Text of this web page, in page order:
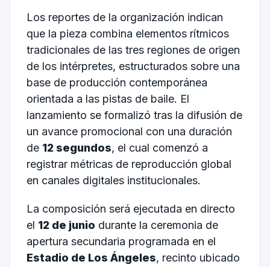
Los reportes de la organización indican
que la pieza combina elementos rítmicos
tradicionales de las tres regiones de origen
de los intérpretes, estructurados sobre una
base de producción contemporánea
orientada a las pistas de baile. El
lanzamiento se formalizó tras la difusión de
un avance promocional con una duración
de 12 segundos, el cual comenzó a
registrar métricas de reproducción global
en canales digitales institucionales.
La composición será ejecutada en directo
el 12 de junio durante la ceremonia de
apertura secundaria programada en el
Estadio de Los Ángeles, recinto ubicado